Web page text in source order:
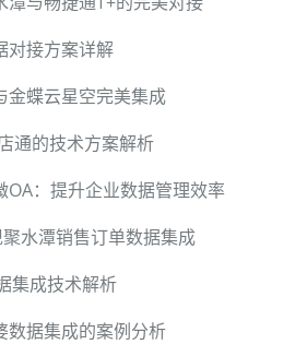
对接方案详解
金蝶云星空完美集成
通的技术方案解析
OA：提升企业数据管理效率
水潭销售订单数据集成
集成技术解析
数据集成的案例分析